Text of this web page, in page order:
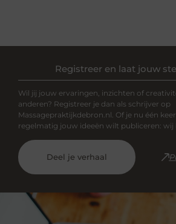
Registreer en laat jouw
Wil jij jouw ervaringen, inzichten of
anderen? Registreer je dan als schrijver op
Massagepraktijkdebron.nl. Of je nu één
regelmatig jouw ideeën wilt publiceren: wij
Deel je verhaal